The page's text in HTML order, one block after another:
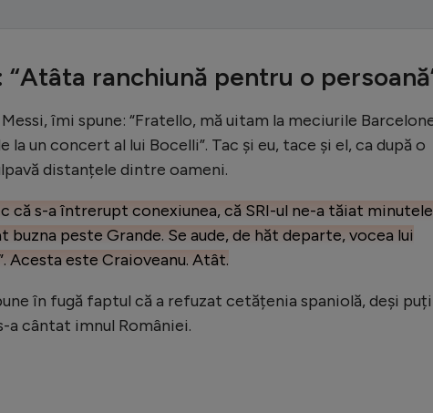
“Atâta ranchiună pentru o
îmi spune: “Fratello, mă uitam la meciurile
la un concert al lui Bocelli”. Tac și eu, tace și el, ca după o
distanțele dintre oameni.
că s-a întrerupt conexiunea, că SRI-ul ne-a tăiat
buzna peste Grande. Se aude, de hăt departe, vocea lui
Acesta este Craioveanu. Atât.
în fugă faptul că a refuzat cetățenia spaniolă, deși
a cântat imnul României.